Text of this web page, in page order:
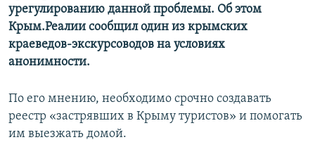
урегулированию данной проблемы. Об этом
Крым.Реалии сообщил один из крымских
краеведов-экскурсоводов на условиях
анонимности.
По его мнению, необходимо срочно создавать
реестр «застрявших в Крыму туристов» и помогать
им выезжать домой.